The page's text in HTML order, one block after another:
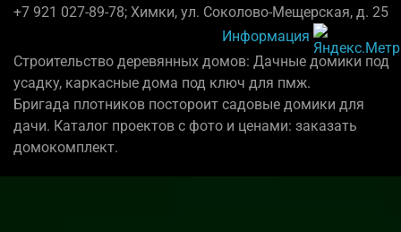
+7 921 027-89-78; Химки, ул. Соколово-Мещерская, д. 25
Информация
Строительство деревянных домов: Дачные домики под
усадку, каркасные дома под ключ для пмж.
Бригада плотников постороит садовые домики для
дачи. Каталог проектов с фото и ценами: заказать
домокомплект.